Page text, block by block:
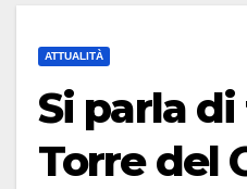
ATTUALITÀ
Si parla
Torre del